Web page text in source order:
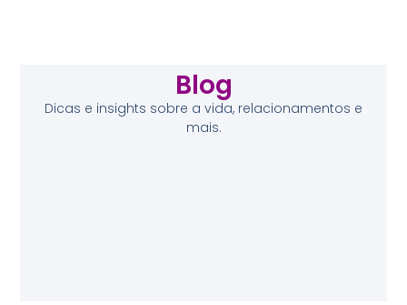
Blog
Dicas e insights sobre a vida, relacionamentos e
mais.